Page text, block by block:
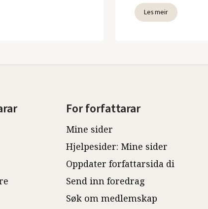
Les meir
For forfattarar
Mine sider
Hjelpesider: Mine sider
Oppdater forfattarsida di
Send inn foredrag
Søk om medlemskap